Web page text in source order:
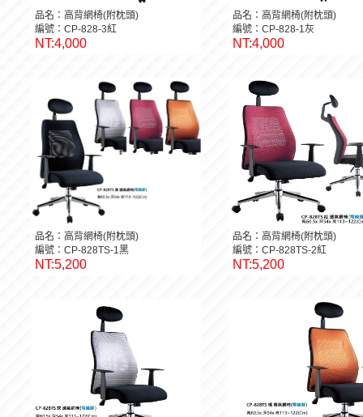
品名：高背網椅(附枕頭)
編號：CP-828-3紅
NT:4,000
品名：高背網椅(附枕頭)
編號：CP-828-1灰
NT:4,000
品名：高背網椅(附枕頭)
編號：CP-828TS-1黑
NT:5,200
品名：高背網椅(附枕頭)
編號：CP-828TS-2紅
NT:5,200